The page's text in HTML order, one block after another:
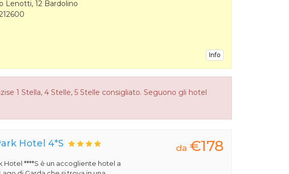
Lenotti, 12 Bardolino
Info
1 Stella, 4 Stelle, 5 Stelle consigliato. Seguono gli hotel
Hotel 4*S
Hotel ****S è un accogliente hotel a
da €178